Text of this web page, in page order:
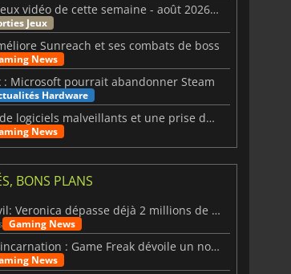
Sorties de jeux vidéo de cette semaine - août 2026 (semaine 32)
Jeux
Sunreach et ses combats de boss
News
: Microsoft pourrait abandonner Steam
Hardware
Des cartes de logiciels malveillants et une prise de contrôle de Discord ont touché Meccha Chameleon
News
BONS PLANS
Resident Evil: Veronica dépasse déjà 2 millions de wishlists
Gaming News
Beast of Reincarnation : Game Freak dévoile un nouveau pari
News